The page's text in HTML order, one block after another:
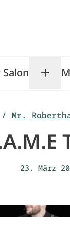
Salon
/ Mr.
23. März